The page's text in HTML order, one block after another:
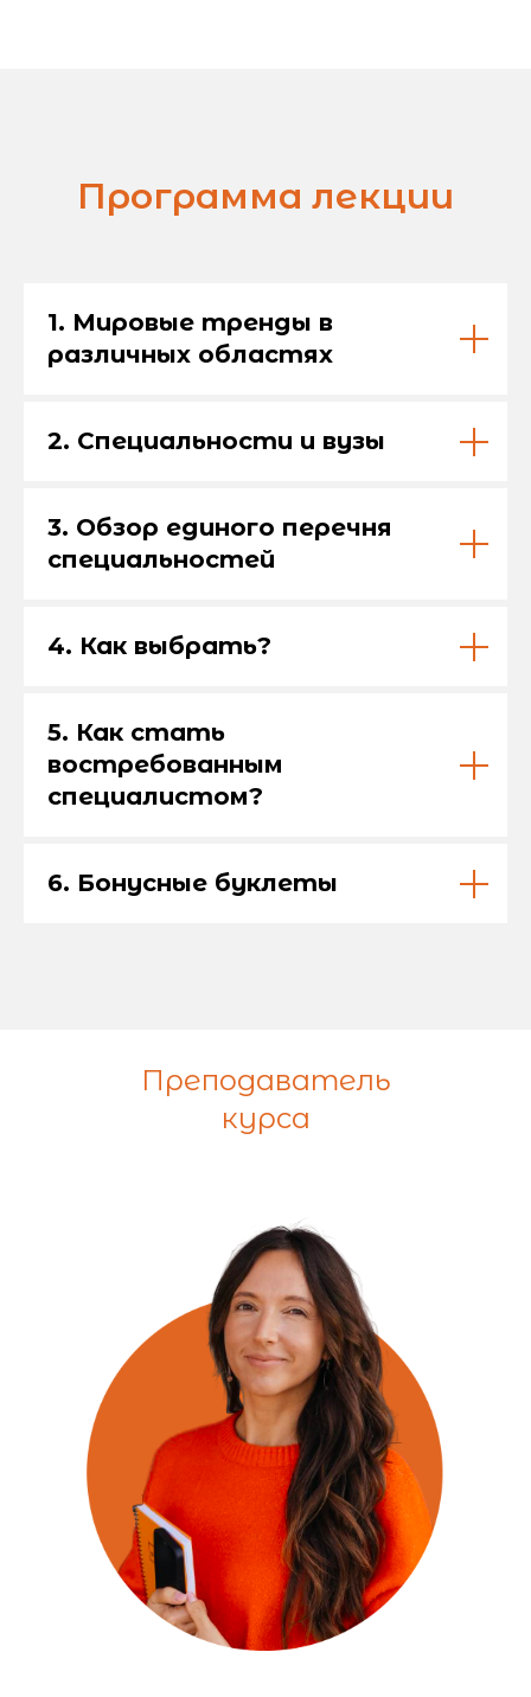
Программа лекции
1. Мировые тренды в
различных областях
2. Специальности и вузы
3. Обзор единого перечня
специальностей
4. Как выбрать?
5. Как стать
востребованным
специалистом?
6. Бонусные буклеты
Преподаватель
курса